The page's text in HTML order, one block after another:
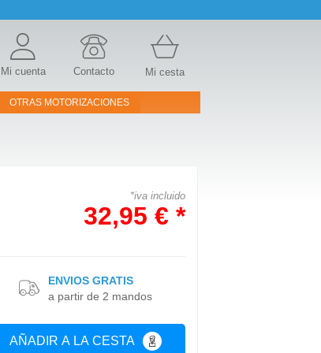
Mi cuenta Contacto Mi cesta
OTRAS MOTORIZACIONES
*iva incluido
32,95 € *
AÑADIR A LA CESTA
ENVIOS GRATIS
a partir de 2 mandos